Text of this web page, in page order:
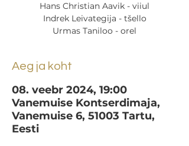
Hans Christian Aavik - viiul
Indrek Leivategija - tšello
Urmas Taniloo - orel
Aeg ja koht
08. veebr 2024, 19:00
Vanemuise Kontserdimaja,
Vanemuise 6, 51003 Tartu,
Eesti